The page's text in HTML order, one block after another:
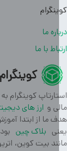
کوینگرام
کوینگرام به
و ارز های
ما از ابتدا آموزش
بلاک چین بوده
بیت کوین، اتریوم،
ما
با ما